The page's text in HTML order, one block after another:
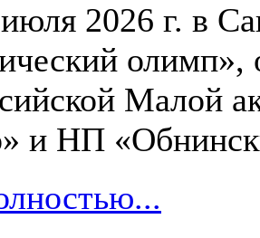
2026 г. в
олимп»,
Малой
и НП